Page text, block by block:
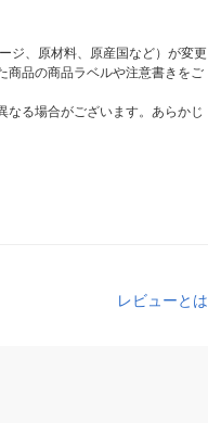
ジ、原材料、原産国など）が変更
商品の商品ラベルや注意書きをご
なる場合がございます。あらかじ
レビューとは